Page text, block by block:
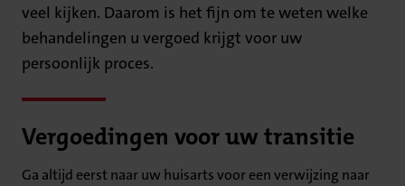
veel kijken. Daarom is het fijn om te weten welke
behandelingen u vergoed krijgt voor uw
persoonlijk proces.
Vergoedingen voor uw transitie
Ga altijd eerst naar uw huisarts voor een verwijzing naar